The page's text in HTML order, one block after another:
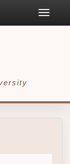
Toggle